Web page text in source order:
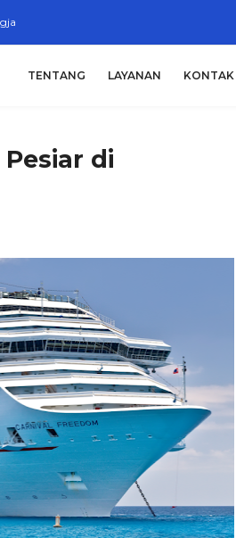
TENTANG LAYANAN KONTAK
di